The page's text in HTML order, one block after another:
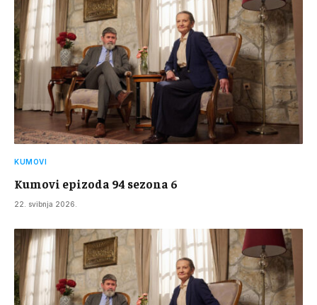
KUMOVI
Kumovi epizoda 94 sezona 6
22. svibnja 2026.